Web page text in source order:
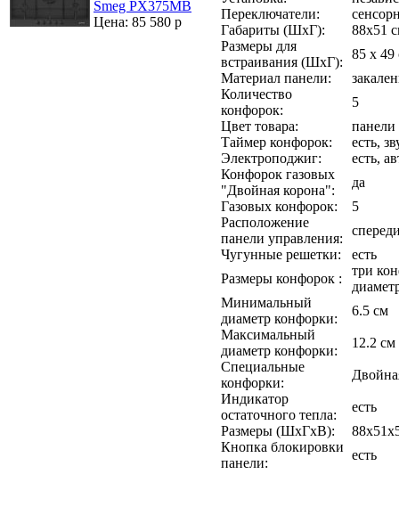
Smeg PX375MB
Цена: 85 580 р
Переключатели:
Габариты (ШхГ):
88х51
Размеры для
встраивания (ШхГ):
85 x 49
Материал панели:
Количество
конфорок:
5
Цвет товара:
Таймер конфорок:
есть,
Электроподжиг:
есть,
Конфорок газовых
"Двойная корона":
да
Газовых конфорок:
5
Расположение
панели управления:
Чугунные решетки:
есть
Размеры конфорок :
три
Минимальный
диаметр конфорки:
6.5 см
Максимальный
диаметр конфорки:
12.2 см
Специальные
конфорки:
Индикатор
остаточного тепла:
есть
Размеры (ШхГхВ):
Кнопка блокировки
панели:
есть